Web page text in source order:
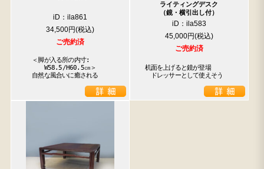
iD：ila861
34,500円
ご売約済
＜脚が入る所の内寸:
W58.5/H60.5㎝＞
自然な風合いに癒される
ライティングデスク
（鏡・横引出し付）
iD：ila583
45,000円
ご売約済
机面を上げると鏡が登場
ドレッサーとして使えそう